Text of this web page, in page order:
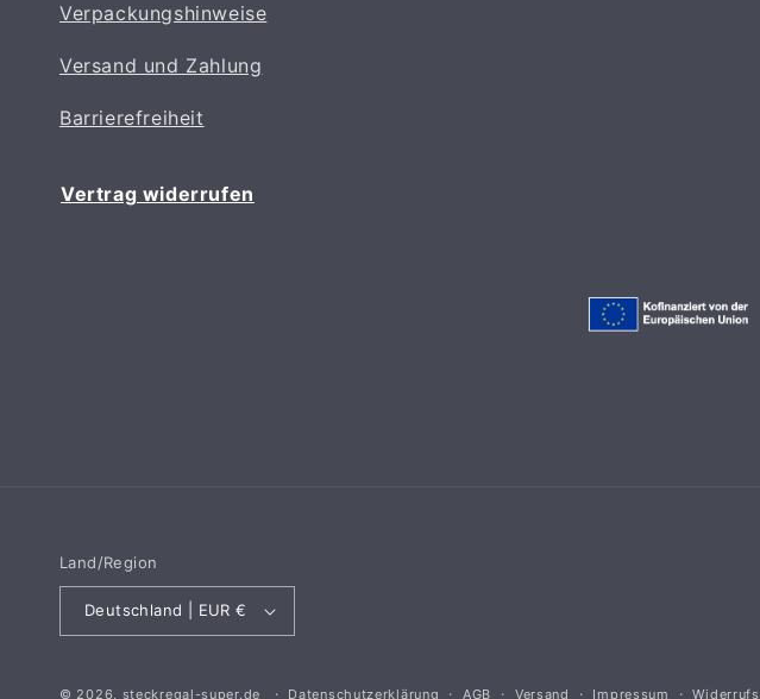
Verpackungshinweise
Versand und Zahlung
Barrierefreiheit
Vertrag widerrufen
Land/Region
Deutschland | EUR €
© 2026, steckregal-super.de Datenschutzerklärung AGB Versand Impressum